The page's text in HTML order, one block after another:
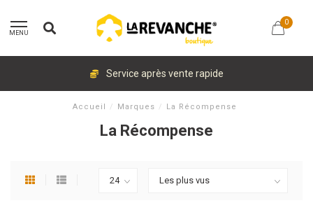
MENU
0
Service après vente rapide
Accueil / Marques / La Récompense
La Récompense